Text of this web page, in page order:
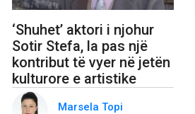
‘Shuhet’ aktori i njohur
Sotir Stefa, la pas një
kontribut të vyer në jetën
kulturore e artistike
Marsela Topi